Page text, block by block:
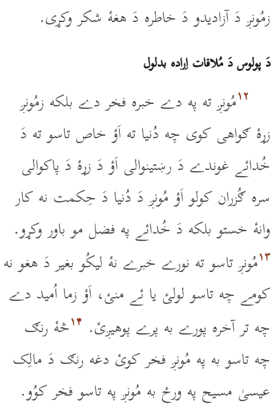
زمُونږ دَ آزاديدو دَ خاطره دَ هغۀ شکر وکړى.
دَ پولوس دَ مُلاقات اِراده بدلول
۱۲مُونږ ته په دے خبره فخر دے بلکه زمُونږ
زړۀ ګواهى کوى چه دُنيا ته اَؤ خاص تاسو ته دَ
خُدائے غوندے دَ رښتينوالى اَؤ دَ زړۀ دَ پاکوالى
سره ګُزران کولو اَؤ مُونږ دَ دُنيا دَ حِکمت نه کار
وانۀ خستو بلکه دَ خُدائے په فضل مو باور وکړو.
۱۳مُونږ تاسو ته نورے خبرے نۀ ليکُو بغير دَ هغو نه
کومے چه تاسو لولئ يا ئے منئ، اَؤ زما اُميد دے
چه تر آخره پورے به پرے پوهيږئ. ۱۴څۀ رنګ
چه تاسو به په مُونږ فخر کوئ دغه رنګ دَ مالِک
عيسىٰ مسيح په ورځ به مُونږ په تاسو فخر کوُو.